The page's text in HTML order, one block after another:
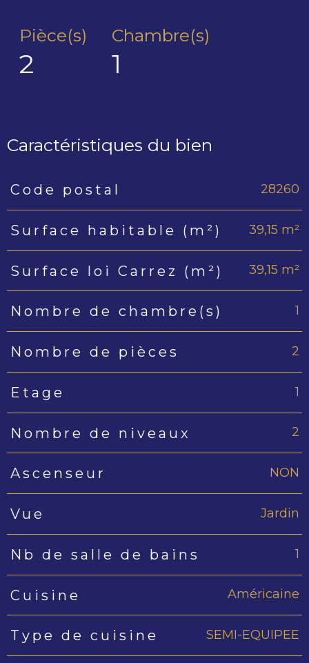
Pièce(s)
2
Chambre(s)
1
Caractéristiques du bien
Caractéristiques
Code postal 28260
Surface habitable (m²) 39,15 m²
Surface loi Carrez (m²) 39,15 m²
Nombre de chambre(s) 1
Nombre de pièces 2
Etage 1
Nombre de niveaux 2
Ascenseur NON
Vue Jardin
Nb de salle de bains 1
Cuisine Américaine
Type de cuisine SEMI-EQUIPEE